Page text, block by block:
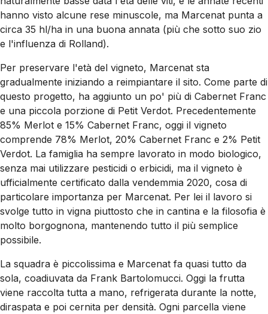
hanno visto alcune rese minuscole, ma Marcenat punta a
circa 35 hl/ha in una buona annata (più che sotto suo zio
e l'influenza di Rolland).
Per preservare l'età del vigneto, Marcenat sta
gradualmente iniziando a reimpiantare il sito. Come parte di
questo progetto, ha aggiunto un po' più di Cabernet Franc
e una piccola porzione di Petit Verdot. Precedentemente
85% Merlot e 15% Cabernet Franc, oggi il vigneto
comprende 78% Merlot, 20% Cabernet Franc e 2% Petit
Verdot. La famiglia ha sempre lavorato in modo biologico,
senza mai utilizzare pesticidi o erbicidi, ma il vigneto è
ufficialmente certificato dalla vendemmia 2020, cosa di
particolare importanza per Marcenat. Per lei il lavoro si
svolge tutto in vigna piuttosto che in cantina e la filosofia è
molto borgognona, mantenendo tutto il più semplice
possibile.
La squadra è piccolissima e Marcenat fa quasi tutto da
sola, coadiuvata da Frank Bartolomucci. Oggi la frutta
viene raccolta tutta a mano, refrigerata durante la notte,
diraspata e poi cernita per densità. Ogni parcella viene